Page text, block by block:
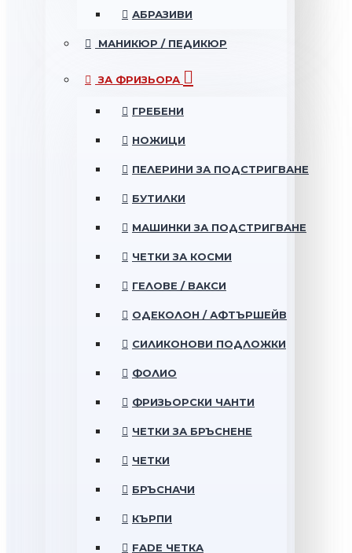
АБРАЗИВИ
МАНИКЮР / ПЕДИКЮР
ЗА ФРИЗЬОРА
ГРЕБЕНИ
НОЖИЦИ
ПЕЛЕРИНИ ЗА ПОДСТРИГВАНЕ
БУТИЛКИ
МАШИНКИ ЗА ПОДСТРИГВАНЕ
ЧЕТКИ ЗА КОСМИ
ГЕЛОВЕ / ВАКСИ
ОДЕКОЛОН / АФТЪРШЕЙВ
СИЛИКОНОВИ ПОДЛОЖКИ
ФОЛИО
ФРИЗЬОРСКИ ЧАНТИ
ЧЕТКИ ЗА БРЪСНЕНЕ
ЧЕТКИ
БРЪСНАЧИ
КЪРПИ
FADE ЧЕТКА